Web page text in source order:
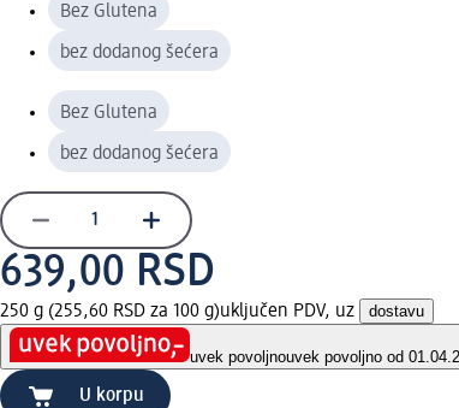
Bez Glutena
bez dodanog šećera
Bez Glutena
bez dodanog šećera
639,00 RSD
250 g (255,60 RSD za 100 g)uključen PDV, uz dostavu
uvek povoljnouvek povoljno od
U korpu